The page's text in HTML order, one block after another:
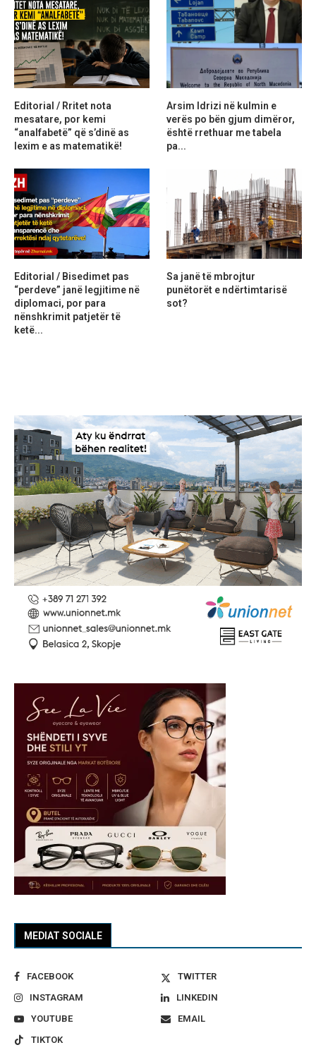
MEDIAT SOCIALE
FACEBOOK
TWITTER
INSTAGRAM
LINKEDIN
YOUTUBE
EMAIL
TIKTOK
Editorial / Rritet nota
mesatare, por kemi
“analfabetë” që s’dinë as
lexim e as matematikë!
Arsim Idrizi në kulmin e
verës po bën gjum dimëror,
është rrethuar me tabela
pa...
Editorial / Bisedimet pas
“perdeve” janë legjitime në
diplomaci, por para
nënshkrimit patjetër të
ketë...
Sa janë të mbrojtur
punëtorët e ndërtimtarisë
sot?